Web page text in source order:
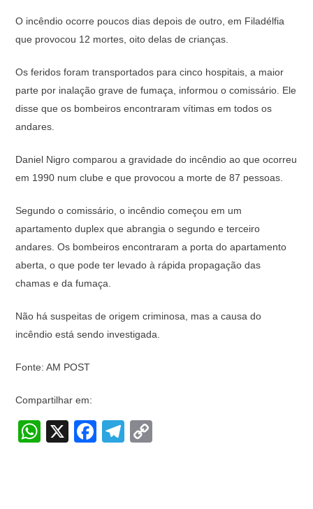
O incêndio ocorre poucos dias depois de outro, em Filadélfia
que provocou 12 mortes, oito delas de crianças.
Os feridos foram transportados para cinco hospitais, a maior
parte por inalação grave de fumaça, informou o comissário. Ele
disse que os bombeiros encontraram vítimas em todos os
andares.
Daniel Nigro comparou a gravidade do incêndio ao que ocorreu
em 1990 num clube e que provocou a morte de 87 pessoas.
Segundo o comissário, o incêndio começou em um
apartamento duplex que abrangia o segundo e terceiro
andares. Os bombeiros encontraram a porta do apartamento
aberta, o que pode ter levado à rápida propagação das
chamas e da fumaça.
Não há suspeitas de origem criminosa, mas a causa do
incêndio está sendo investigada.
Fonte: AM POST
Compartilhar em:
W
X
F
T